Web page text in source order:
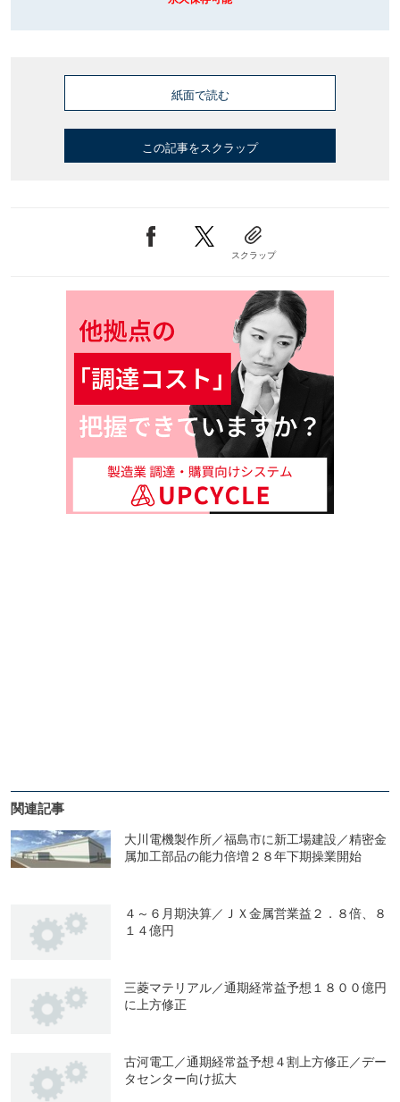
紙面で読む
この記事をスクラップ
スクラップ
関連記事
大川電機製作所／福島市に新工場建設／精密金
属加工部品の能力倍増２８年下期操業開始
４～６月期決算／ＪＸ金属営業益２．８倍、８
１４億円
三菱マテリアル／通期経常益予想１８００億円
に上方修正
古河電工／通期経常益予想４割上方修正／デー
タセンター向け拡大